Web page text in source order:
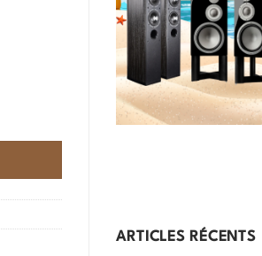
ARTICLES RÉCENTS